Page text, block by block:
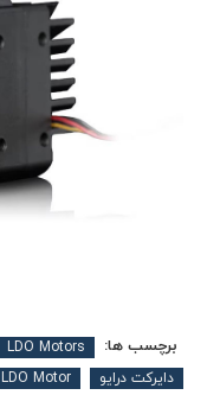
برچسب ها: LDO Motors
دایرکت درایو
LDO Motor